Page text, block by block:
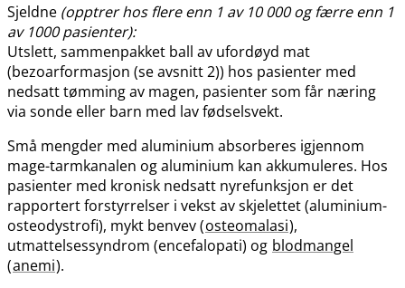
Sjeldne (opptrer hos flere enn 1 av 10 000 og færre enn 1
av 1000 pasienter):
Utslett, sammenpakket ball av ufordøyd mat
(bezoarformasjon (se avsnitt 2)) hos pasienter med
nedsatt tømming av magen, pasienter som får næring
via sonde eller barn med lav fødselsvekt.
Små mengder med aluminium absorberes igjennom
mage-tarmkanalen og aluminium kan akkumuleres. Hos
pasienter med kronisk nedsatt nyrefunksjon er det
rapportert forstyrrelser i vekst av skjelettet (aluminium-
osteodystrofi), mykt benvev (osteomalasi),
utmattelsessyndrom (encefalopati) og blodmangel
(anemi).